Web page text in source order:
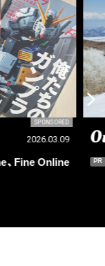
SPONSORED
2026.03.09
、Fine Online
PR